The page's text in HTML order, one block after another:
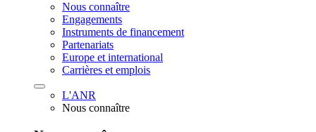
Nous connaître
Engagements
Instruments de financement
Partenariats
Europe et international
Carrières et emplois
L'ANR
Nous connaître